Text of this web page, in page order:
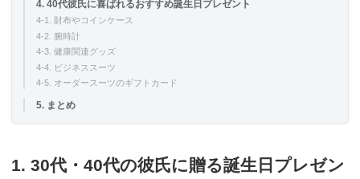
4. 40代彼氏に喜ばれるおすすめ誕生日プレゼント
4-1. 財布やコインケース
4-2. 腕時計
4-3. 健康関連グッズ
4-4. ビジネススーツ
4-5. オーダースーツのギフトカード
5. まとめ
1. 30代・40代の彼氏に贈る誕生日プレゼン